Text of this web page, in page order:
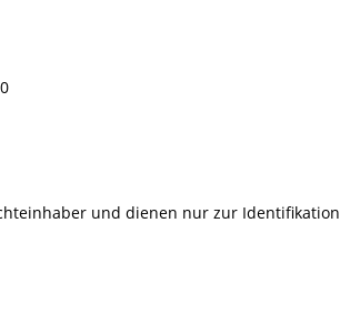
und dienen nur zur Identifikation